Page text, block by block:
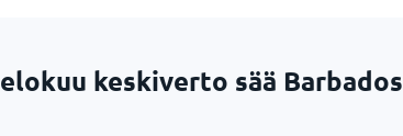
elokuu keskiverto sää Barbados